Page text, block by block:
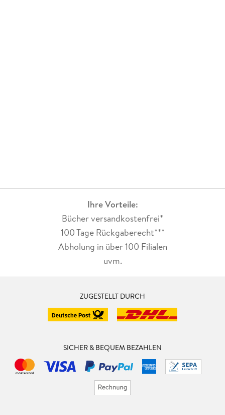
Ihre Vorteile:
Bücher versandkostenfrei*
100 Tage Rückgaberecht***
Abholung in über 100 Filialen
uvm.
ZUGESTELLT DURCH
SICHER & BEQUEM BEZAHLEN